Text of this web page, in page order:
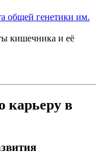
общей генетики им.
кишечника и её
карьеру в